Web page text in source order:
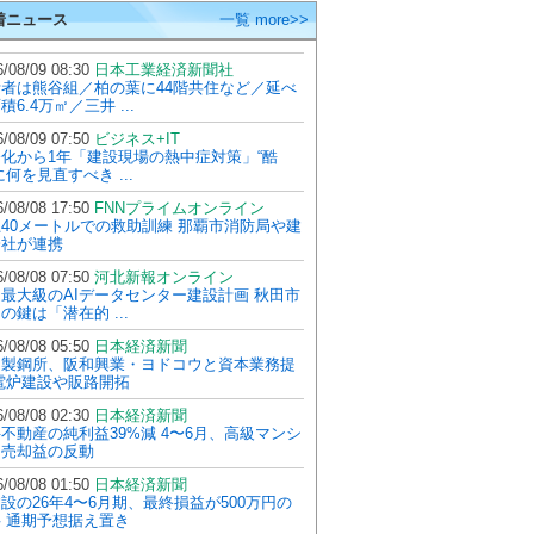
ニュース 一覧 more>>
08/09 08:30 日本工業経済新聞社
は熊谷組／柏の葉に44階共住など／延べ
6.4万㎡／三井 ...
08/09 07:50 ビジネス+IT
から1年「建設現場の熱中症対策」“酷
何を見直すべき ...
08/08 17:50 FNNプライムオンライン
メートルでの救助訓練 那覇市消防局や建
が連携
08/08 07:50 河北新報オンライン
大級のAIデータセンター建設計画 秋田市
鍵は「潜在的 ...
08/08 05:50 日本経済新聞
鋼所、阪和興業・ヨドコウと資本業務提
炉建設や販路開拓
08/08 02:30 日本経済新聞
動産の純利益39%減 4〜6月、高級マンシ
却益の反動
08/08 01:50 日本経済新聞
の26年4〜6月期、最終損益が500万円の
通期予想据え置き